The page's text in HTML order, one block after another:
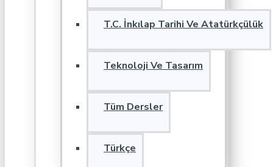
T.C. İnkılap Tarihi Ve Atatürkçülük
Teknoloji Ve Tasarım
Tüm Dersler
Türkçe